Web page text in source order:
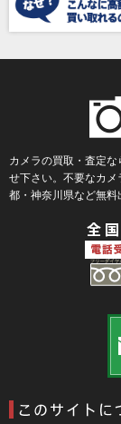
BERGEON（ベル
Blackmagic
BLACKRAPID （
BLaKPIXEL（ブ
Bokkeh（ボケ）
Bolsey（ボルシー
BRAUN（ブラウ
BUFFALO（バッ
Cam Caddie（カ
Carhartt（カーハ
カメラの買取・査定
せ下さい。不要なカ
都・神奈川県など無料